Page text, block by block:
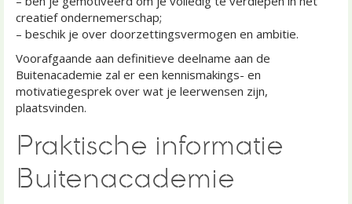
creatief ondernemerschap;
– beschik je over doorzettingsvermogen en ambitie.
Voorafgaande aan definitieve deelname aan de
Buitenacademie zal er een kennismakings- en
motivatiegesprek over wat je leerwensen zijn,
plaatsvinden.
Praktische informatie
Buitenacademie